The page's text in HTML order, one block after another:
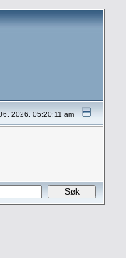
2026, 05:20:11 am